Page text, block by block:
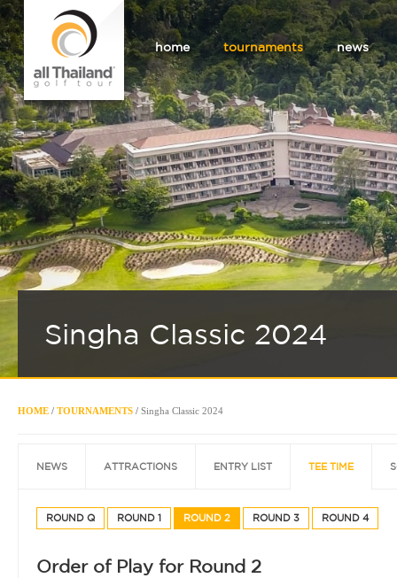
home tournaments news
Singha Classic 2024
HOME / TOURNAMENTS / Singha Classic 2024
NEWS ATTRACTIONS ENTRY LIST TEE TIME
ROUND Q ROUND 1 ROUND 2 ROUND 3 ROUND 4
Order of Play for Round 2